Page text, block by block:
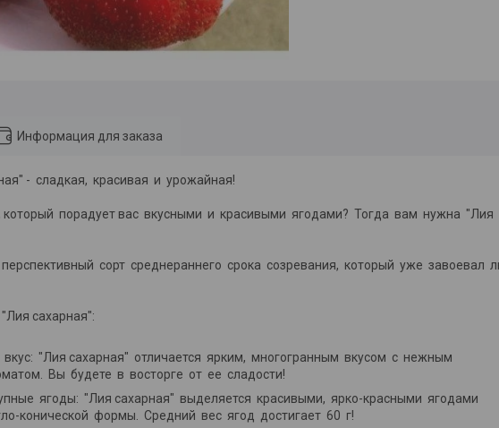
Информация для заказа
- сладкая, красивая и урожайная!
который порадует вас вкусными и красивыми ягодами? Тогда вам нужна "Лия
сорт среднераннего срока созревания, который уже завоевал
сахарная":
"Лия сахарная" отличается ярким, многогранным вкусом с нежным
Вы будете в восторге от ее сладости!
ягоды: "Лия сахарная" выделяется красивыми, ярко-красными ягодами
конической формы. Средний вес ягод достигает 60 г!